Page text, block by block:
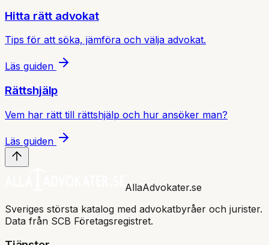
Hitta rätt advokat
Tips för att söka, jämföra och välja advokat.
Läs guiden
Rättshjälp
Vem har rätt till rättshjälp och hur ansöker man?
Läs guiden
AllaAdvokater.se
Sveriges största katalog med advokatbyråer och jurister.
Data från SCB Företagsregistret.